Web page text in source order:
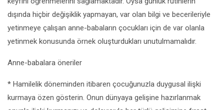
dışında hiçbir değişiklik yapmayan, var olan bilgi ve becerileriyle
yetinmeye çalışan anne-babaların çocukları için de var olanla
yetinmek konusunda örnek oluşturdukları unutulmamalıdır.
Anne-babalara öneriler
* Hamilelik döneminden itibaren çocuğunuzla duygusal ilişki
kurmaya özen gösterin. Onun dünyaya gelişine hazırlanmak